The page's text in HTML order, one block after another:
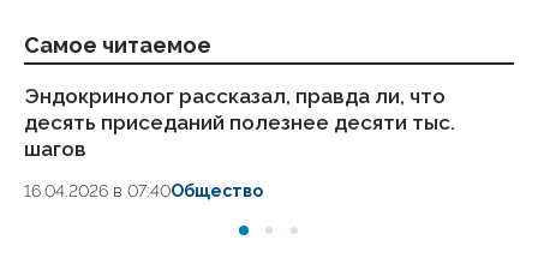
Самое читаемое
Эндокринолог рассказал, правда ли, что
десять приседаний полезнее десяти тыс.
шагов
16.04.2026 в 07:40Общество